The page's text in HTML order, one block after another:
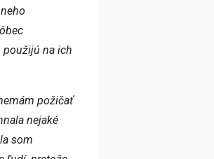
použijú na ich
požičať
nejaké
som